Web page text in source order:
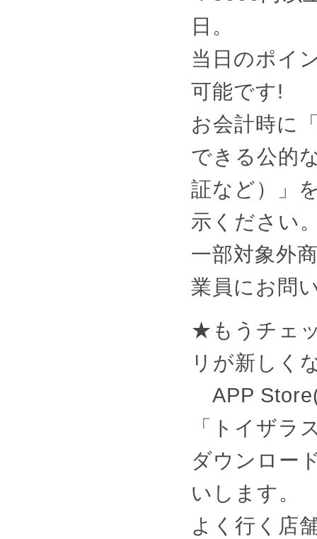
日。
当日のポイ
可能です!
お会計時に
できる公的
証など）」
示ください
一部対象外
業員にお問
★もうチェ
リが新しく
APP
「トイザラ
ダウンロー
いします。
よく行く店